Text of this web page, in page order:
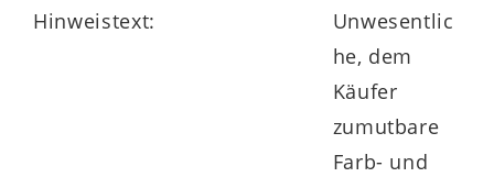
Hinweistext:
Unwesentlic
he, dem
Käufer
zumutbare
Farb- und